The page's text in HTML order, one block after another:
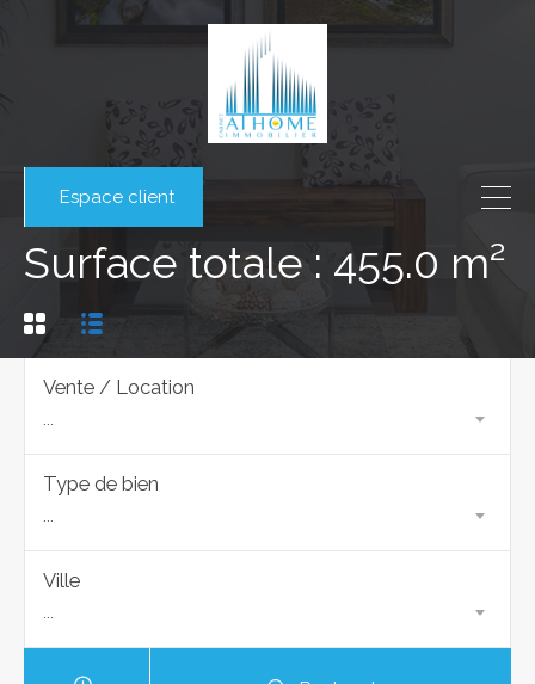
Espace client
Surface totale : 455.0 m²
Vente / Location
...
Type de bien
...
Ville
...